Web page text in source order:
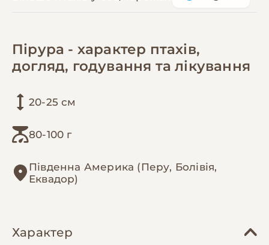
Пірура - характер птахів,
догляд, годування та лікування
20-25 см
80-100 г
Південна Америка (Перу, Болівія,
Еквадор)
Характер